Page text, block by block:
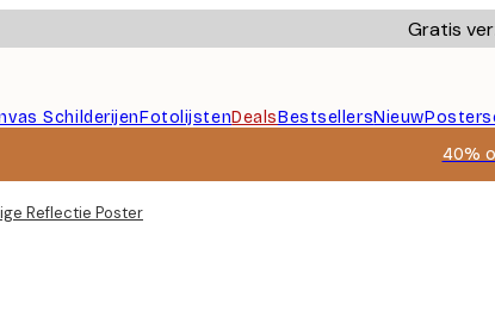
Gratis
SchilderijenFotolijstenDealsBestsellersNieuw
40%
Reflectie Poster